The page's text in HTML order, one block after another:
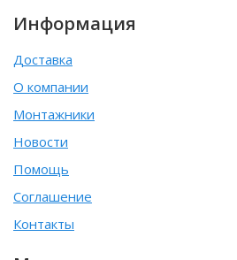
Информация
Доставка
О компании
Монтажники
Новости
Помощь
Соглашение
Контакты